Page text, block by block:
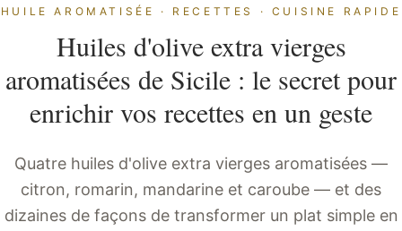
HUILE AROMATISÉE · RECETTES · CUISINE RAPIDE
Huiles d'olive extra vierges
aromatisées de Sicile : le secret pour
enrichir vos recettes en un geste
Quatre huiles d'olive extra vierges aromatisées —
citron, romarin, mandarine et caroube — et des
dizaines de façons de transformer un plat simple en